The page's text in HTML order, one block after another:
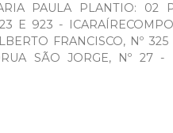
PAULA PLANTIO: 02
E 923 -
FRANCISCO, Nº
SÃO JORGE, Nº 27 -